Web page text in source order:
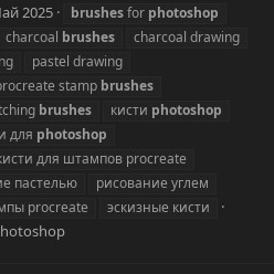
2025 brushesfor photoshop
charcoal brushes
charcoal drawing
pastel drawing
stamp brushes
brushes кисти photoshop
для photoshop
для штампов procreate
пастелью
рисование углем
procreate эскизные кисти